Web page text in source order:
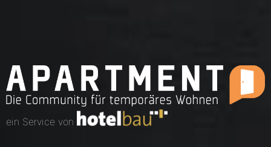
ein Service von